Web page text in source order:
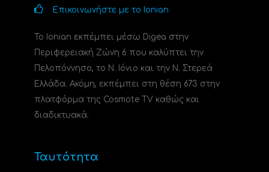
Επικοινωνήστε με το Ionian
Το Ionian εκπέμπει μέσω Digea στην
Περιφερειακή Ζώνη 6 που καλύπτει την
Πελοπόννησο, το N. Ιόνιο και την Ν. Στερεά
Ελλάδα. Ακόμη, εκπέμπει στη θέση 673 στην
πλατφόρμα της Cosmote TV καθώς και
διαδικτυακά.
Ταυτότητα